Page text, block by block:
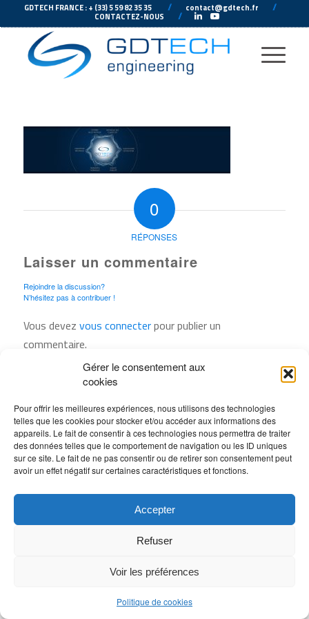
Gérer le consentement aux
cookies
Pour offrir les meilleures expériences, nous utilisons des technologies
telles que les cookies pour stocker et/ou accéder aux informations des
appareils. Le fait de consentir à ces technologies nous permettra de traiter
des données telles que le comportement de navigation ou les ID uniques
sur ce site. Le fait de ne pas consentir ou de retirer son consentement peut
avoir un effet négatif sur certaines caractéristiques et fonctions.
Accepter
Refuser
Voir les préférences
Politique de cookies
GDTECH FRANCE : + (33) 5 59 82 35 35 //--- contact@gdtech.fr //--
CONTACTEZ-NOUS ---// ---
0
RÉPONSES
Laisser un commentaire
Rejoindre la discussion?
N’hésitez pas à contribuer !
Vous devez vous connecterpour publier un
commentaire.